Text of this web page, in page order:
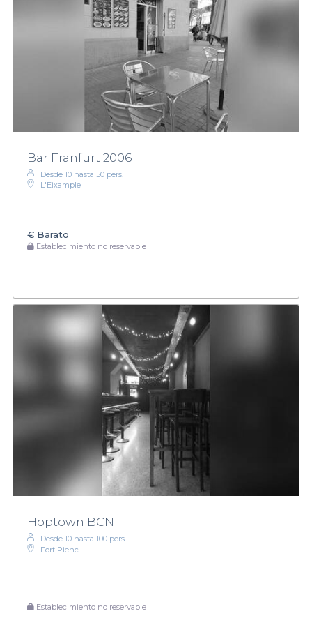
Bar Franfurt 2006
Desde 10 hasta 50 pers.
L'Eixample
€ Barato
Establecimiento no reservable
Hoptown BCN
Desde 10 hasta 100 pers.
Fort Pienc
Establecimiento no reservable